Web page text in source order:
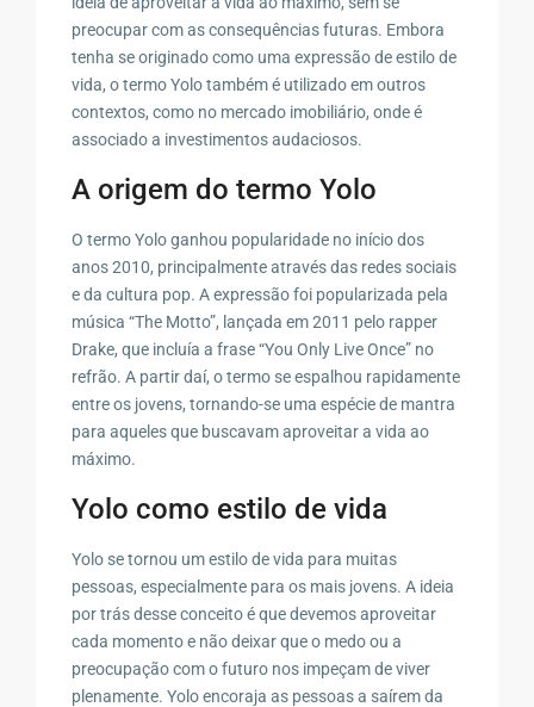
preocupar com as consequências futuras. Embora
tenha se originado como uma expressão de estilo de
vida, o termo Yolo também é utilizado em outros
contextos, como no mercado imobiliário, onde é
associado a investimentos audaciosos.
A origem do termo Yolo
O termo Yolo ganhou popularidade no início dos
anos 2010, principalmente através das redes sociais
e da cultura pop. A expressão foi popularizada pela
música “The Motto”, lançada em 2011 pelo rapper
Drake, que incluía a frase “You Only Live Once” no
refrão. A partir daí, o termo se espalhou rapidamente
entre os jovens, tornando-se uma espécie de mantra
para aqueles que buscavam aproveitar a vida ao
máximo.
Yolo como estilo de vida
Yolo se tornou um estilo de vida para muitas
pessoas, especialmente para os mais jovens. A ideia
por trás desse conceito é que devemos aproveitar
cada momento e não deixar que o medo ou a
preocupação com o futuro nos impeçam de viver
plenamente. Yolo encoraja as pessoas a saírem da